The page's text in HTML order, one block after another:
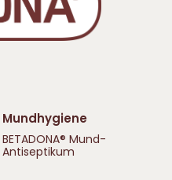
Mundhygiene
BETADONA® Mund-
Antiseptikum